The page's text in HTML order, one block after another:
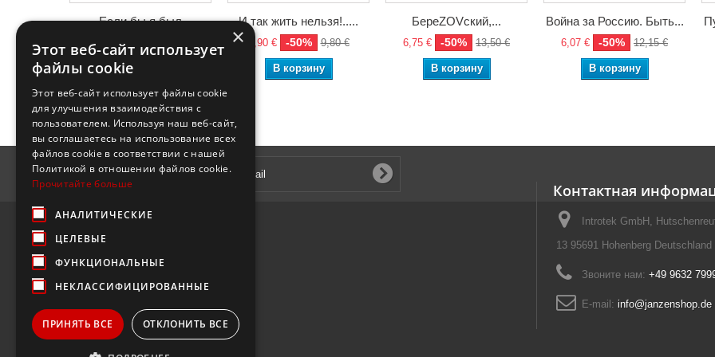
Если бы я был
4,90 €
В корзину
И так жить нельзя!.....
4,90 € -50% 9,80 €
В корзину
БереZOVский,...
6,75 € -50% 13,50 €
В корзину
Война за Россию. Быть...
6,07 € -50% 12,15 €
В корзину
Рассылка
Контактная
Introtek GmbH,
13 95691 Hohenberg Deutschland
Звоните нам: +49 9632
E-mail: info@janzenshop.de
×
Этот веб-сайт использует
файлы cookie
Этот веб-сайт использует файлы cookie
для улучшения взаимодействия с
пользователем. Используя наш веб-сайт,
вы соглашаетесь на использование всех
файлов cookie в соответствии с нашей
Политикой в ​​отношении файлов cookie.
Прочитайте больше
АНАЛИТИЧЕСКИЕ
ЦЕЛЕВЫЕ
ФУНКЦИОНАЛЬНЫЕ
НЕКЛАССИФИЦИРОВАННЫЕ
ПРИНЯТЬ ВСЕ ОТКЛОНИТЬ ВСЕ